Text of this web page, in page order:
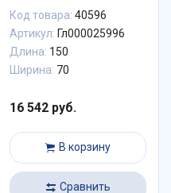
Код товара: 40596
Артикул: Гл000025996
Длина: 150
Ширина: 70
16 542 руб.
В корзину
Сравнить